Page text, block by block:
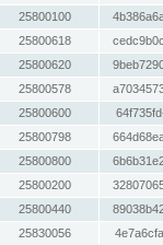
25800100
25800618
25800620
25800578
25800600
25800798
25800800
25800200
25800440
25830056